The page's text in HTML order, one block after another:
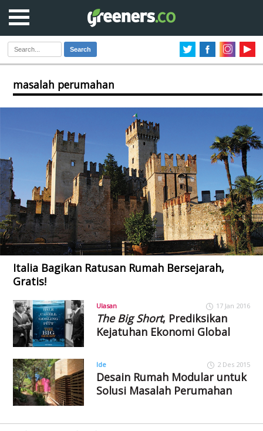
Search
masalah perumahan
Italia Bagikan Ratusan Rumah Bersejarah,
Gratis!
Ulasan 17 Jan 2016
The Big Short, Prediksikan
Kejatuhan Ekonomi Global
Ide 2 Des 2015
Desain Rumah Modular untuk
Solusi Masalah Perumahan